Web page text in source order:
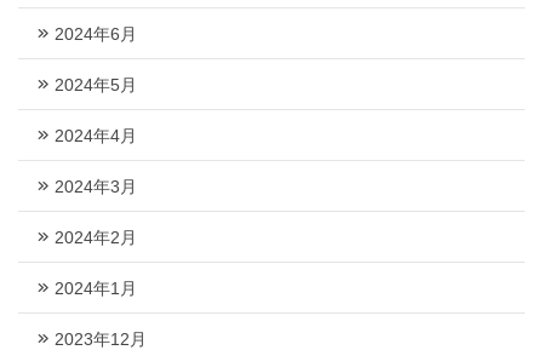
2024年6月
2024年5月
2024年4月
2024年3月
2024年2月
2024年1月
2023年12月